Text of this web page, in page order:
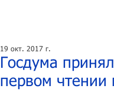
Госдума
первом чтении
19 окт. 2017 г.